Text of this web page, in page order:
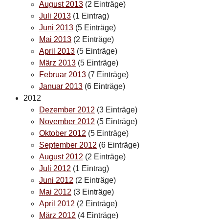
August 2013 (2 Einträge)
Juli 2013 (1 Eintrag)
Juni 2013 (5 Einträge)
Mai 2013 (2 Einträge)
April 2013 (5 Einträge)
März 2013 (5 Einträge)
Februar 2013 (7 Einträge)
Januar 2013 (6 Einträge)
2012
Dezember 2012 (3 Einträge)
November 2012 (5 Einträge)
Oktober 2012 (5 Einträge)
September 2012 (6 Einträge)
August 2012 (2 Einträge)
Juli 2012 (1 Eintrag)
Juni 2012 (2 Einträge)
Mai 2012 (3 Einträge)
April 2012 (2 Einträge)
März 2012 (4 Einträge)